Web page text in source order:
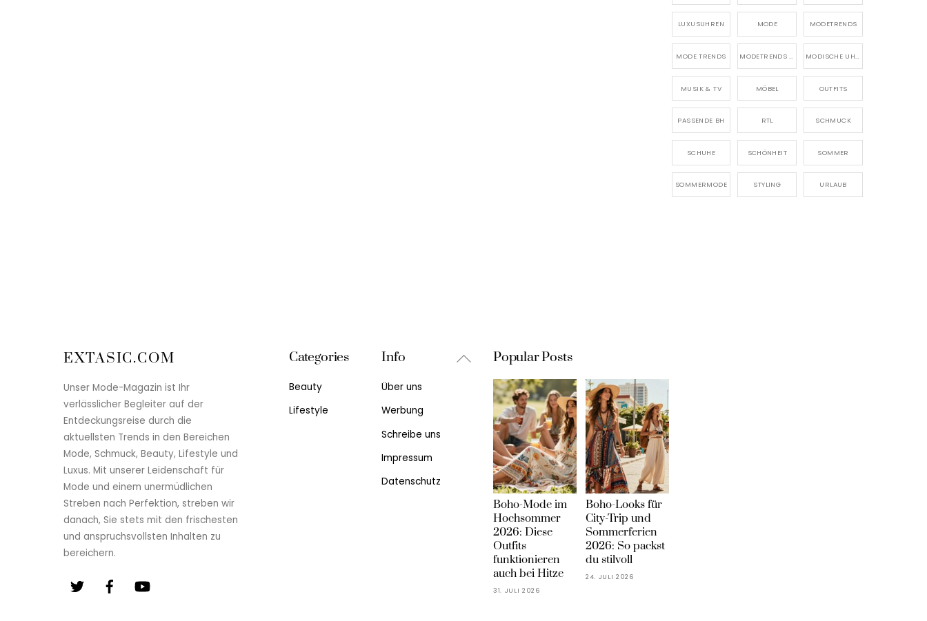
LUXUSUHREN MODE MODETRENDS
MODE TRENDS MODETRENDS 2026 MODISCHE UHREN
MUSIK & TV MÖBEL OUTFITS
PASSENDE BH RTL SCHMUCK
SCHUHE SCHÖNHEIT SOMMER
SOMMERMODE STYLING URLAUB
Back
EXTASIC.COM
Unser Mode-Magazin ist Ihr
verlässlicher Begleiter auf der
Entdeckungsreise durch die
aktuellsten Trends in den Bereichen
Mode, Schmuck, Beauty, Lifestyle und
Luxus. Mit unserer Leidenschaft für
Mode und einem unermüdlichen
Streben nach Perfektion, streben wir
danach, Sie stets mit den frischesten
und anspruchsvollsten Inhalten zu
bereichern.
Twitter
Categories
Beauty
Lifestyle
Info
Über uns
Werbung
Schreibe uns
Impressum
Datenschutz
Popular Posts
Boho-Mode im
Hochsommer
2026: Diese
Outfits
funktionieren
auch bei Hitze
31. JULI 2026
Boho-Looks für
City-Trip und
Sommerferien
2026: So packst
du stilvoll
24. JULI 2026